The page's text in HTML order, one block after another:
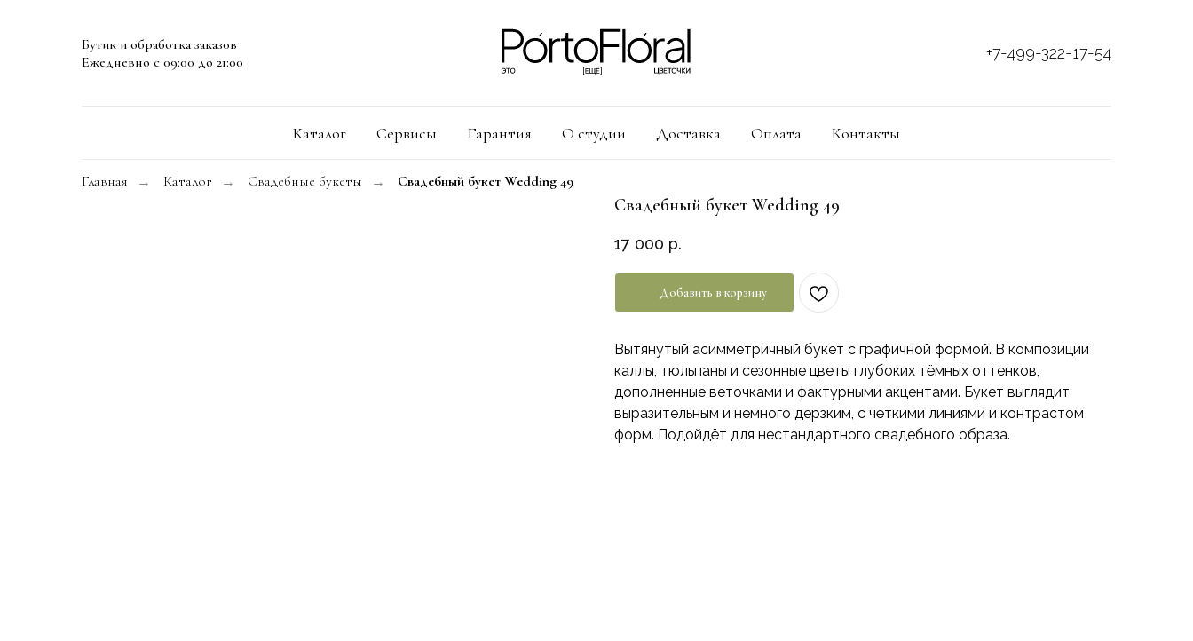
Бутик и обработка заказов
Ежедневно с 09:00 до 21:00
+7-499-322-17-54
Каталог Сервисы Гарантия О студии Доставка Оплата Контакты
Главная → Каталог → Свадебные букеты → Свадебный букет Wedding 49
Свадебный букет Wedding 49
17 000 р.
Добавить в корзину
Вытянутый асимметричный букет с графичной формой. В композиции
каллы, тюльпаны и сезонные цветы глубоких тёмных оттенков,
дополненные веточками и фактурными акцентами. Букет выглядит
выразительным и немного дерзким, с чёткими линиями и контрастом
форм. Подойдёт для нестандартного свадебного образа.